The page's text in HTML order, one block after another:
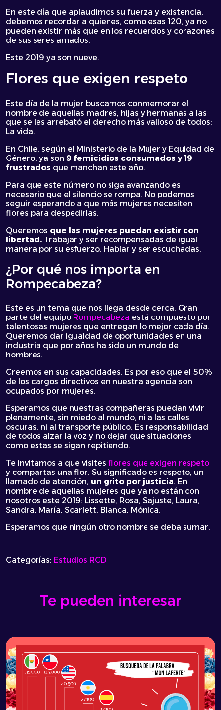
En este día que aplaudimos su fuerza y existencia,
debemos recordar a quienes, como esas 120, ya no
pueden existir más que en los recuerdos y corazones
de sus seres amados.
Este 2019 ya son nueve.
Flores que exigen respeto
Este día de la mujer buscamos conmemorar el
nombre de aquellas madres, hijas y hermanas a las
que se les arrebató el derecho más valioso de todos:
La vida.
En Chile, según el Ministerio de la Mujer y Equidad de
Género, ya son 9 femicidios consumados y 19
frustrados que manchan este año.
Para que este número no siga avanzando es
necesario que el silencio se rompa. No podemos
seguir esperando a que más mujeres necesiten
flores para despedirlas.
Queremos que las mujeres puedan existir con
libertad. Trabajar y ser recompensadas de igual
manera por su esfuerzo. Hablar y ser escuchadas.
¿Por qué nos importa en
Rompecabeza?
Este es un tema que nos llega desde cerca. Gran
parte del equipo Rompecabeza está compuesto por
talentosas mujeres que entregan lo mejor cada día.
Queremos dar igualdad de oportunidades en una
industria que por años ha sido un mundo de
hombres.
Creemos en sus capacidades. Es por eso que el 50%
de los cargos directivos en nuestra agencia son
ocupados por mujeres.
Esperamos que nuestras compañeras puedan vivir
plenamente, sin miedo al mundo, ni a las calles
oscuras, ni al transporte público. Es responsabilidad
de todos alzar la voz y no dejar que situaciones
como estas se sigan repitiendo.
Te invitamos a que visites flores que exigen respeto
y compartas una flor. Su significado es respeto, un
llamado de atención, un grito por justicia. En
nombre de aquellas mujeres que ya no están con
nosotros este 2019: Lissette, Rosa, Sajuste, Laura,
Sandra, María, Scarlett, Blanca, Mónica.
Esperamos que ningún otro nombre se deba sumar.
Categorías: Estudios RCD
Te pueden interesar